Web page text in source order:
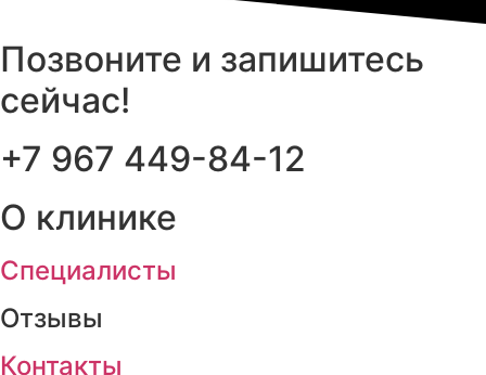
Позвоните и запишитесь
сейчас!
+7 967 449-84-12
О клинике
Cпециалисты
Отзывы
Контакты